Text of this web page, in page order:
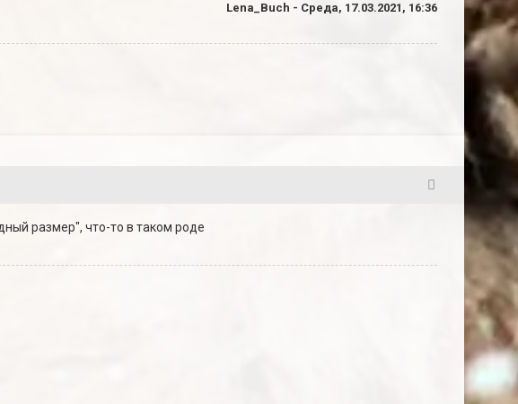
Lena_Buch - Среда, 17.03.2021, 16:36
размер", что-то в таком роде